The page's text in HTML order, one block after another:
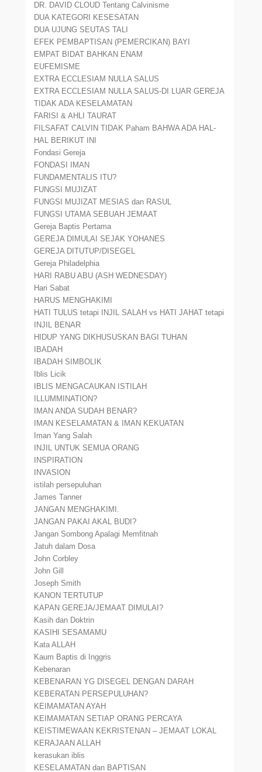
DR. DAVID CLOUD Tentang Calvinisme
DUA KATEGORI KESESATAN
DUA UJUNG SEUTAS TALI
EFEK PEMBAPTISAN (PEMERCIKAN) BAYI
EMPAT BIDAT BAHKAN ENAM
EUFEMISME
EXTRA ECCLESIAM NULLA SALUS
EXTRA ECCLESIAM NULLA SALUS-DI LUAR GEREJA
TIDAK ADA KESELAMATAN
FARISI & AHLI TAURAT
FILSAFAT CALVIN TIDAK Paham BAHWA ADA HAL-
HAL BERIKUT INI
Fondasi Gereja
FONDASI IMAN
FUNDAMENTALIS ITU?
FUNGSI MUJIZAT
FUNGSI MUJIZAT MESIAS dan RASUL
FUNGSI UTAMA SEBUAH JEMAAT
Gereja Baptis Pertama
GEREJA DIMULAI SEJAK YOHANES
GEREJA DITUTUP/DISEGEL
Gereja Philadelphia
HARI RABU ABU (ASH WEDNESDAY)
Hari Sabat
HARUS MENGHAKIMI
HATI TULUS tetapi INJIL SALAH vs HATI JAHAT tetapi
INJIL BENAR
HIDUP YANG DIKHUSUSKAN BAGI TUHAN
IBADAH
IBADAH SIMBOLIK
Iblis Licik
IBLIS MENGACAUKAN ISTILAH
ILLUMMINATION?
IMAN ANDA SUDAH BENAR?
IMAN KESELAMATAN & IMAN KEKUATAN
Iman Yang Salah
INJIL UNTUK SEMUA ORANG
INSPIRATION
INVASION
istilah persepuluhan
James Tanner
JANGAN MENGHAKIMI.
JANGAN PAKAI AKAL BUDI?
Jangan Sombong Apalagi Memfitnah
Jatuh dalam Dosa
John Corbley
John Gill
Joseph Smith
KANON TERTUTUP
KAPAN GEREJA/JEMAAT DIMULAI?
Kasih dan Doktrin
KASIHI SESAMAMU
Kata ALLAH
Kaum Baptis di Inggris
Kebenaran
KEBENARAN YG DISEGEL DENGAN DARAH
KEBERATAN PERSEPULUHAN?
KEIMAMATAN AYAH
KEIMAMATAN SETIAP ORANG PERCAYA
KEISTIMEWAAN KEKRISTENAN – JEMAAT LOKAL
KERAJAAN ALLAH
kerasukan iblis
KESELAMATAN dan BAPTISAN